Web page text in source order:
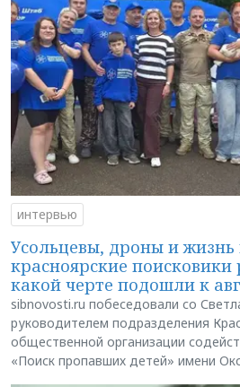
интервью
Усольцевы, дроны и жизнь
красноярские поисковики
какой черте подошли к
sibnovosti.ru побеседовали со
руководителем подразделения
общественной организации
«Поиск пропавших детей» имени